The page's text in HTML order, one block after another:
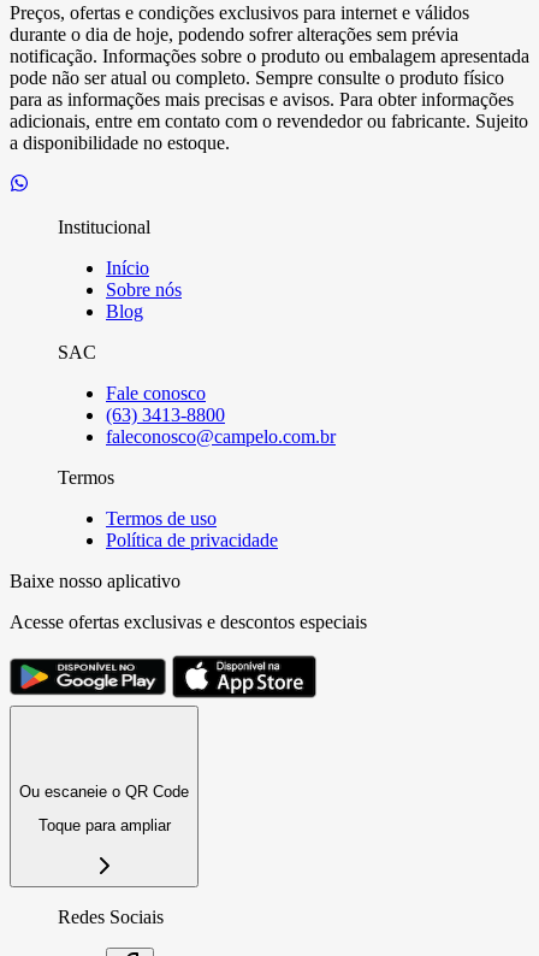
Preços, ofertas e condições exclusivos para internet e válidos
durante o dia de hoje, podendo sofrer alterações sem prévia
notificação. Informações sobre o produto ou embalagem apresentada
pode não ser atual ou completo. Sempre consulte o produto físico
para as informações mais precisas e avisos. Para obter informações
adicionais, entre em contato com o revendedor ou fabricante. Sujeito
a disponibilidade no estoque.
Institucional
Início
Sobre nós
Blog
SAC
Fale conosco
(63) 3413-8800
faleconosco@campelo.com.br
Termos
Termos de uso
Política de privacidade
Baixe nosso aplicativo
Acesse ofertas exclusivas e descontos especiais
Ou escaneie o QR Code
Toque para ampliar
Redes Sociais